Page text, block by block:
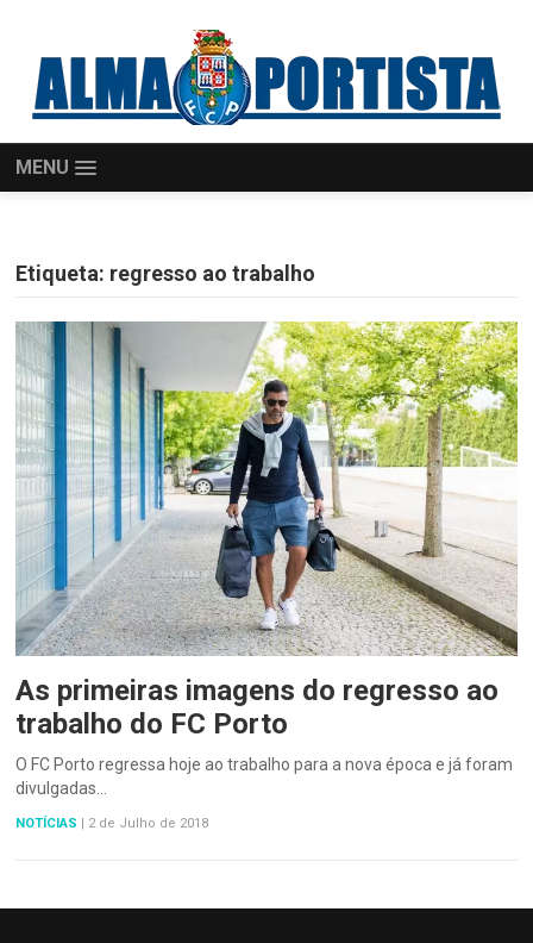
MENU
Etiqueta: regresso ao trabalho
As primeiras imagens do regresso ao
trabalho do FC Porto
O FC Porto regressa hoje ao trabalho para a nova época e já foram
divulgadas…
NOTÍCIAS 2 de Julho de 2018